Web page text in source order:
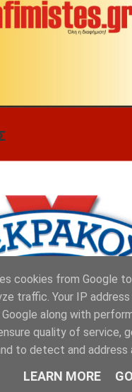
cookies from Google
traffic. Your IP
along with
quality of service,
to detect and address
LEARN MORE